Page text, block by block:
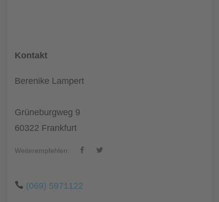
Kontakt
Berenike Lampert
Grüneburgweg 9
60322 Frankfurt
Weiterempfehlen:
(069) 5971122